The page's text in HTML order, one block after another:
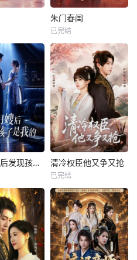
朱门春闺
已完结
当上月嫂后发现孩子是我的 清冷权臣他又争又抢
已完结